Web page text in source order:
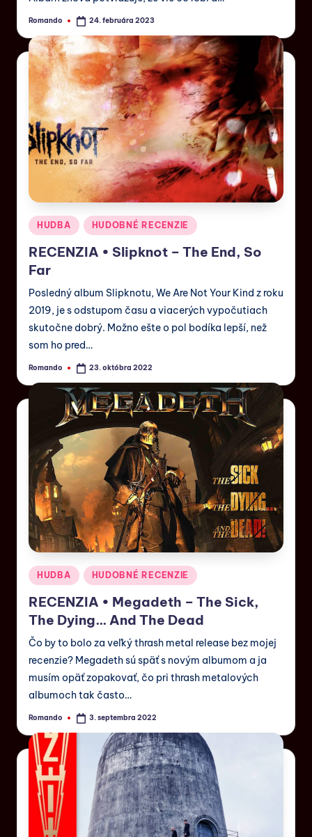
Romando 24. februára 2023
HUDBA HUDOBNÉ RECENZIE
RECENZIA • Slipknot – The End, So
Far
Posledný album Slipknotu, We Are Not Your Kind z roku
2019, je s odstupom času a viacerých vypočutiach
skutočne dobrý. Možno ešte o pol bodíka lepší, než
som ho pred…
Romando 23. októbra 2022
HUDBA HUDOBNÉ RECENZIE
RECENZIA • Megadeth – The Sick,
The Dying… And The Dead
Čo by to bolo za veľký thrash metal release bez mojej
recenzie? Megadeth sú späť s novým albumom a ja
musím opäť zopakovať, čo pri thrash metalových
albumoch tak často…
Romando 3. septembra 2022